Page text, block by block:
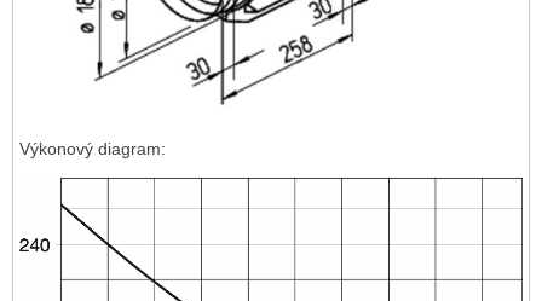
Výkonový diagram: